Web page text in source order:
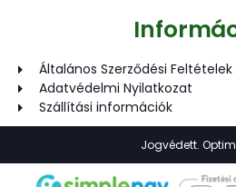
Általános Szerződési Feltételek
Adatvédelmi Nyilatkozat
Szállítási információk
Jogvédett.